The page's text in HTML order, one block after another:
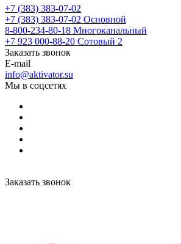
+7 (383) 383-07-02
+7 (383) 383-07-02 Основной
8-800-234-80-18 Многоканальный
+7 923 000-88-20 Сотовый 2
Заказать звонок
E-mail
info@aktivator.su
Мы в соцсетях
Заказать звонок